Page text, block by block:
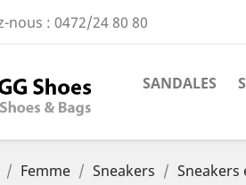
nous : 0472/24 80 80
SANDALES
Femme Sneakers Sneakers